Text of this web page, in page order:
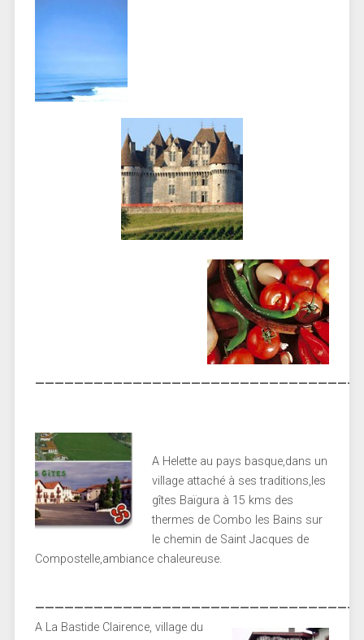
A Helette au pays basque,dans un
village attaché à ses traditions,les
gîtes Baïgura à 15 kms des
thermes de Combo les Bains sur
le chemin de Saint Jacques de
Compostelle,ambiance chaleureuse.
A La Bastide Clairence, village du